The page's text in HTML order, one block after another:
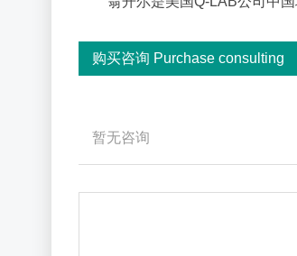
购买咨询 Purchase consulting
暂无咨询